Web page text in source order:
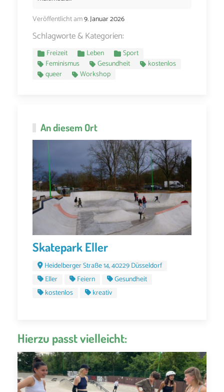
Veröffentlicht am9. Januar 2026
Schlagworte & Kategorien:
Freizeit Leben
Sport
Feminismus
Gesundheit
kostenlos
queer
Workshop
An diesem Ort
Skatepark Eller
Heidelberger Straße 14, 40229 Düsseldorf
Eller
Feiern
Gesundheit
kostenlos
kreativ
Hierzu passt vielleicht: